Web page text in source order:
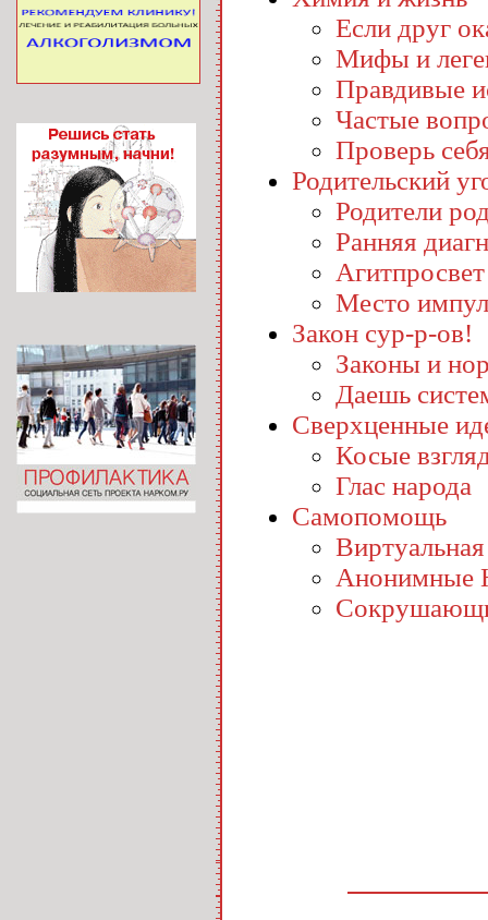
Если друг
Мифы и
Правдивые
Частые
Проверь
Родительский
Родители
Ранняя
Агитпросвет
Место
Закон сур-р-ов!
Законы и
Даешь
Сверхценные
Косые
Глас народа
Самопомощь
Анонимные